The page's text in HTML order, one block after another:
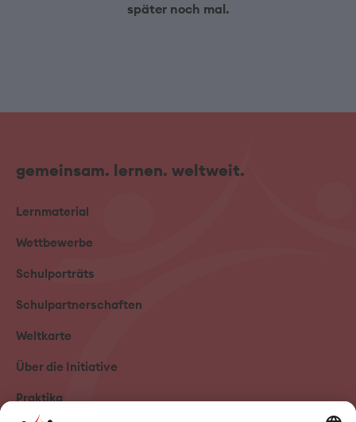
später noch mal.
gemeinsam. lernen. weltweit.
Lernmaterial
Wettbewerbe
Schulporträts
Schulpartnerschaften
Weltkarte
Über die Initiative
Praktika